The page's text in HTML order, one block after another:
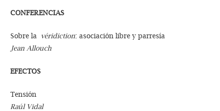
CONFERENCIAS
Sobre la véridiction: asociación libre y parresía
Jean Allouch
EFECTOS
Tensión
Raúl Vidal